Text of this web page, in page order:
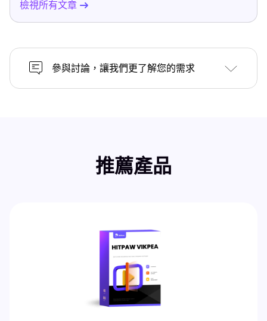
檢視所有文章
參與討論，讓我們更了解您的需求
推薦產品